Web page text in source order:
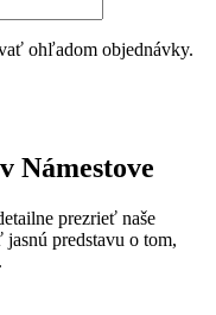
ohľadom objednávky.
Námestove
prezrieť naše
predstavu o tom,